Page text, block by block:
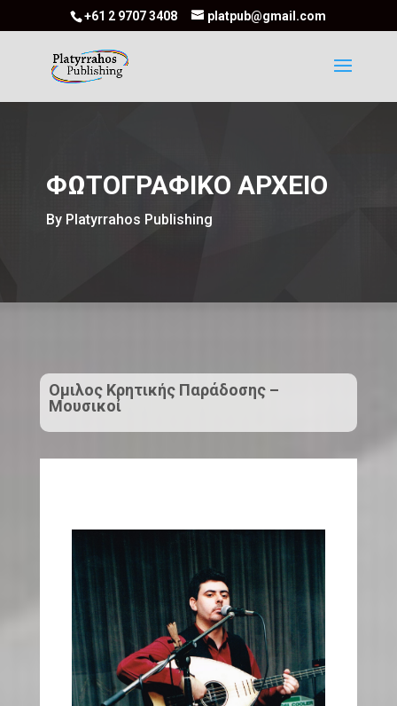
+61 2 9707 3408 platpub@gmail.com
ΦΩΤΟΓΡΑΦΙΚΟ ΑΡΧΕΙΟ
By Platyrrahos Publishing
Ομιλος Κρητικής Παράδοσης –
Μουσικοί